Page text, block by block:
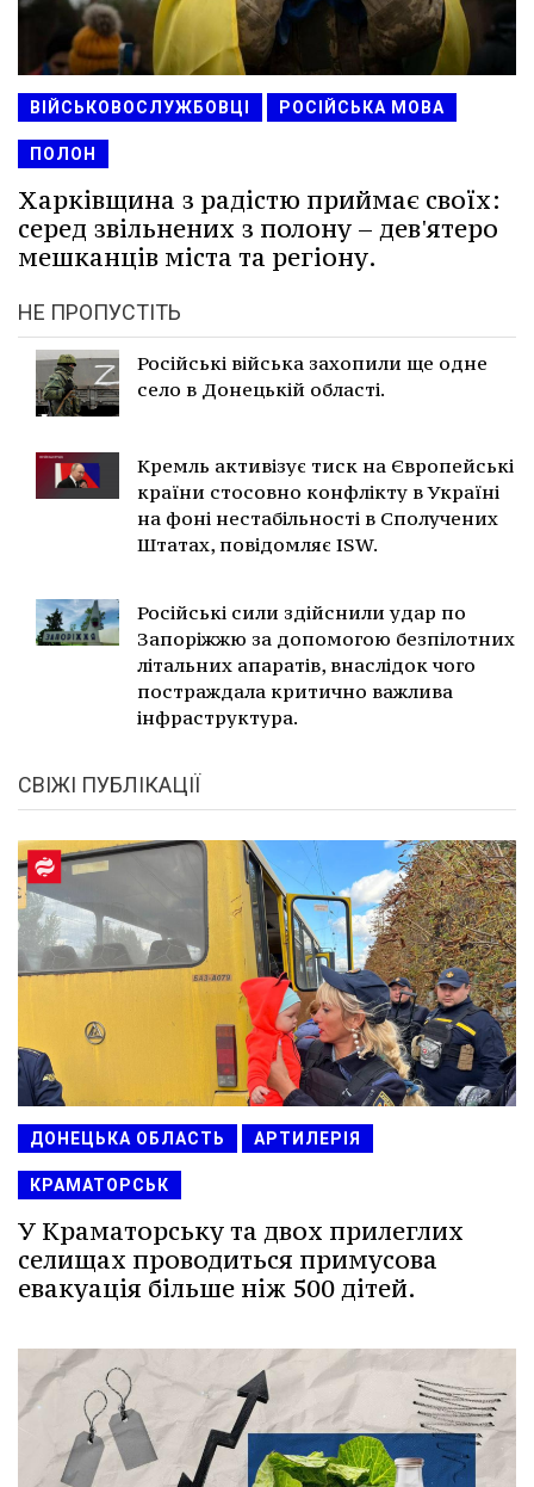
ВІЙСЬКОВОСЛУЖБОВЦІ РОСІЙСЬКА МОВА
ПОЛОН
Харківщина з радістю приймає своїх:
серед звільнених з полону – дев'ятеро
мешканців міста та регіону.
НЕ ПРОПУСТІТЬ
Російські війська захопили ще одне
село в Донецькій області.
Кремль активізує тиск на Європейські
країни стосовно конфлікту в Україні
на фоні нестабільності в Сполучених
Штатах, повідомляє ISW.
Російські сили здійснили удар по
Запоріжжю за допомогою безпілотних
літальних апаратів, внаслідок чого
постраждала критично важлива
інфраструктура.
СВІЖІ ПУБЛІКАЦІЇ
ДОНЕЦЬКА ОБЛАСТЬ АРТИЛЕРІЯ
КРАМАТОРСЬК
У Краматорську та двох прилеглих
селищах проводиться примусова
евакуація більше ніж 500 дітей.